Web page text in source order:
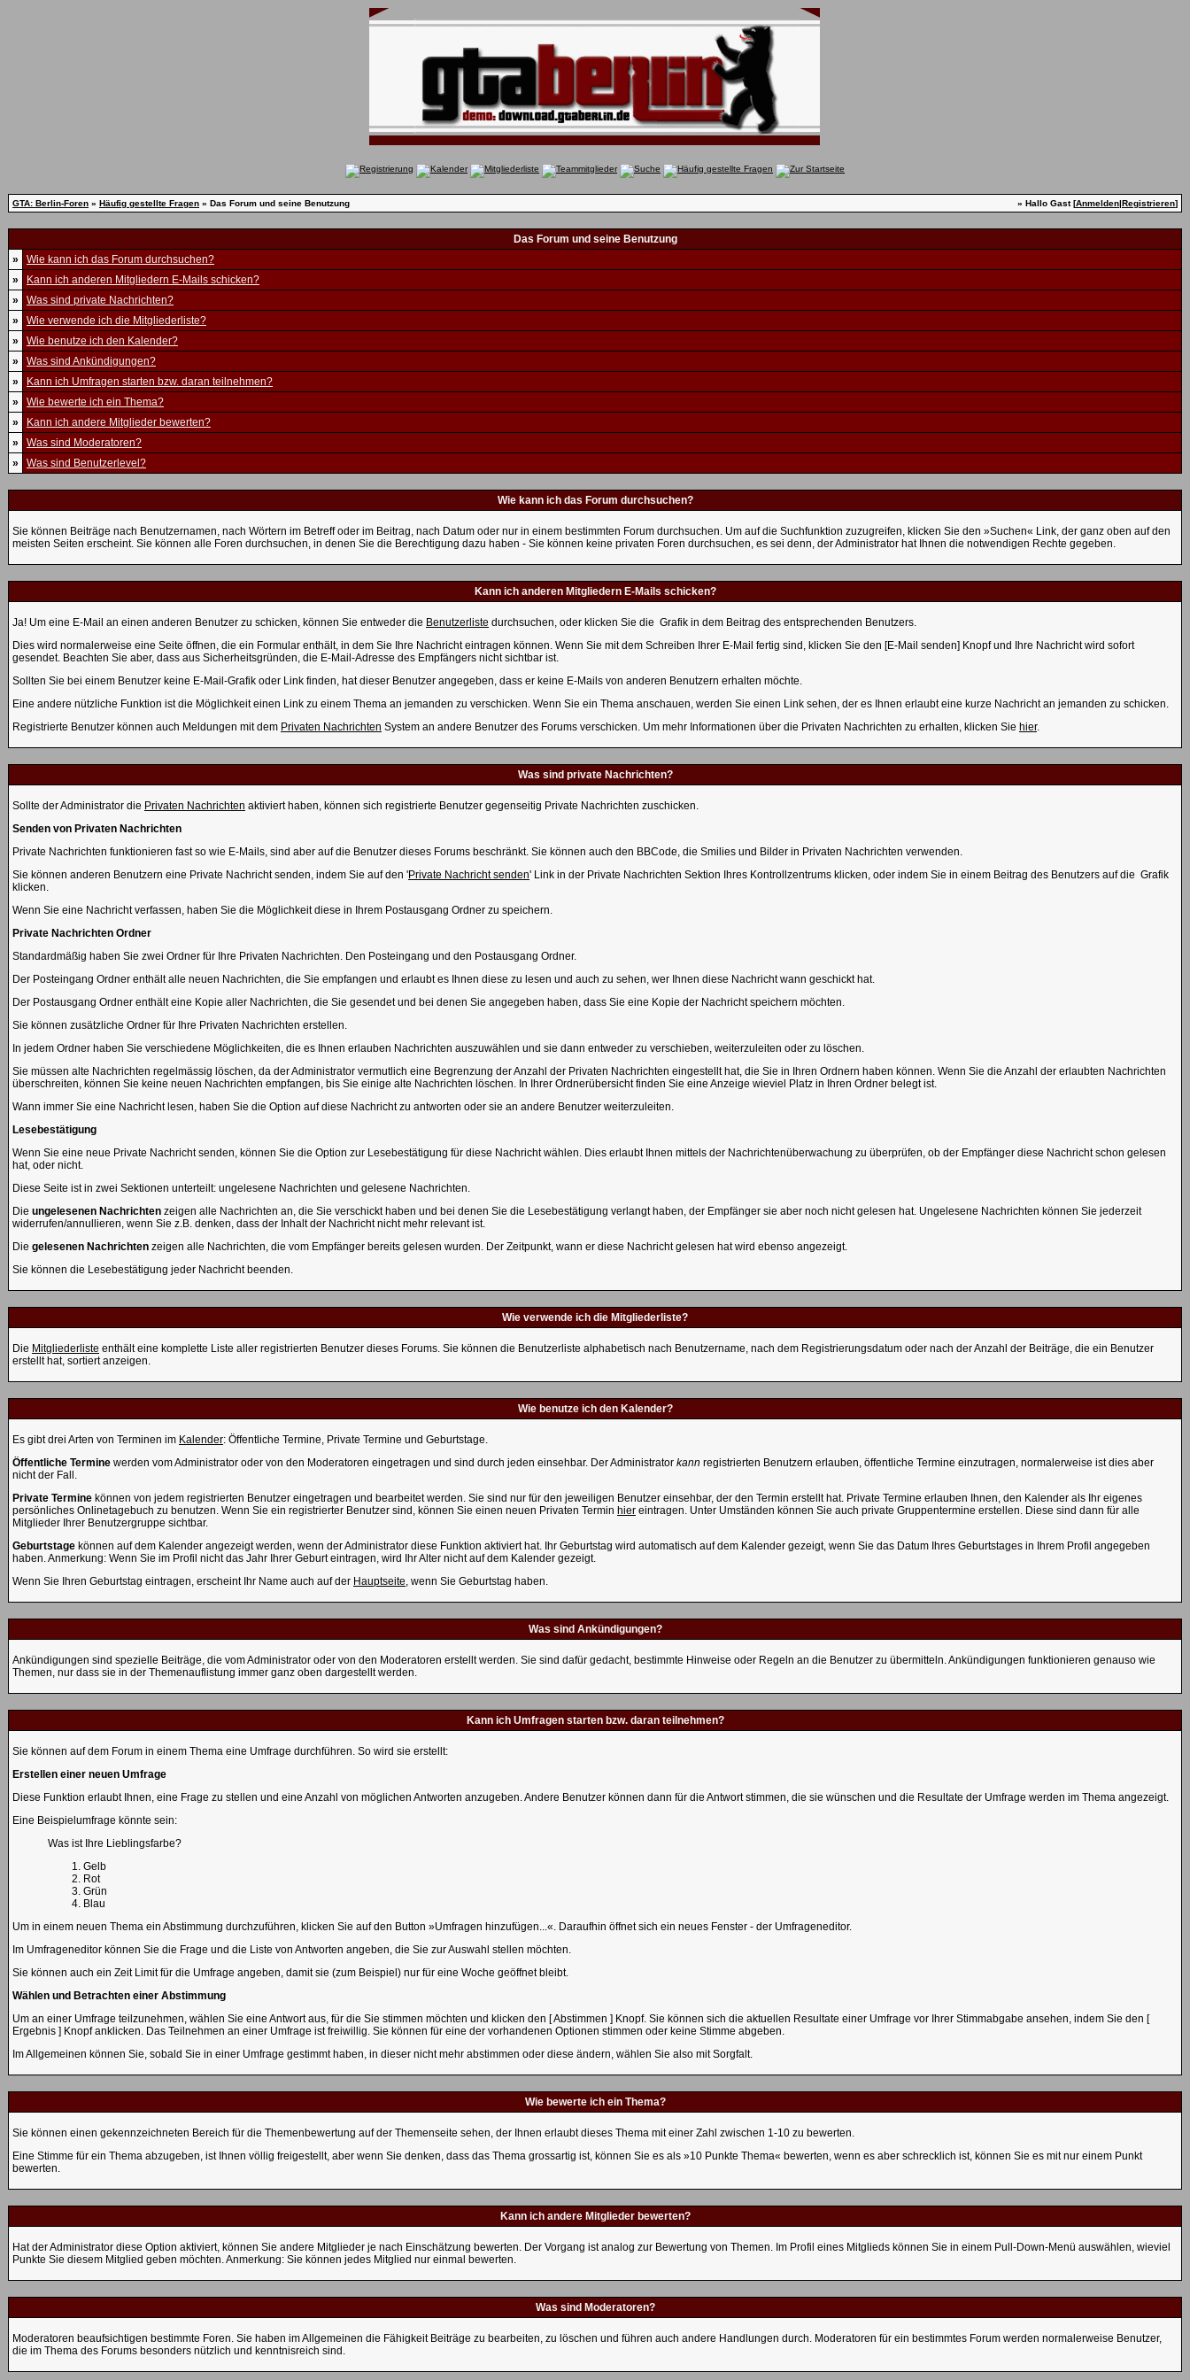
GTA: Berlin-Foren » Häufig gestellte Fragen » Das Forum und seine Benutzung » Hallo Gast [Anmelden|Registrieren]
Das Forum und seine Benutzung
»
Wie kann ich das Forum durchsuchen?
»
Kann ich anderen Mitgliedern E-Mails schicken?
»
Was sind private Nachrichten?
»
Wie verwende ich die Mitgliederliste?
»
Wie benutze ich den Kalender?
»
Was sind Ankündigungen?
»
Kann ich Umfragen starten bzw. daran teilnehmen?
»
Wie bewerte ich ein Thema?
»
Kann ich andere Mitglieder bewerten?
»
Was sind Moderatoren?
»
Was sind Benutzerlevel?
Wie kann ich das Forum durchsuchen?
Sie können Beiträge nach Benutzernamen, nach Wörtern im Betreff oder im Beitrag, nach Datum oder nur in einem bestimmten Forum durchsuchen. Um auf die Suchfunktion zuzugreifen, klicken Sie den »Suchen« Link, der ganz oben auf den
meisten Seiten erscheint. Sie können alle Foren durchsuchen, in denen Sie die Berechtigung dazu haben - Sie können keine privaten Foren durchsuchen, es sei denn, der Administrator hat Ihnen die notwendigen Rechte gegeben.
Kann ich anderen Mitgliedern E-Mails schicken?
Ja! Um eine E-Mail an einen anderen Benutzer zu schicken, können Sie entweder die Benutzerliste durchsuchen, oder klicken Sie die Grafik in dem Beitrag des entsprechenden Benutzers.
Dies wird normalerweise eine Seite öffnen, die ein Formular enthält, in dem Sie Ihre Nachricht eintragen können. Wenn Sie mit dem Schreiben Ihrer E-Mail fertig sind, klicken Sie den [E-Mail senden] Knopf und Ihre Nachricht wird sofort
gesendet. Beachten Sie aber, dass aus Sicherheitsgründen, die E-Mail-Adresse des Empfängers nicht sichtbar ist.
Sollten Sie bei einem Benutzer keine E-Mail-Grafik oder Link finden, hat dieser Benutzer angegeben, dass er keine E-Mails von anderen Benutzern erhalten möchte.
Eine andere nützliche Funktion ist die Möglichkeit einen Link zu einem Thema an jemanden zu verschicken. Wenn Sie ein Thema anschauen, werden Sie einen Link sehen, der es Ihnen erlaubt eine kurze Nachricht an jemanden zu schicken.
Registrierte Benutzer können auch Meldungen mit dem Privaten Nachrichten System an andere Benutzer des Forums verschicken. Um mehr Informationen über die Privaten Nachrichten zu erhalten, klicken Sie hier.
Was sind private Nachrichten?
Sollte der Administrator die Privaten Nachrichten aktiviert haben, können sich registrierte Benutzer gegenseitig Private Nachrichten zuschicken.
Senden von Privaten Nachrichten
Private Nachrichten funktionieren fast so wie E-Mails, sind aber auf die Benutzer dieses Forums beschränkt. Sie können auch den BBCode, die Smilies und Bilder in Privaten Nachrichten verwenden.
Sie können anderen Benutzern eine Private Nachricht senden, indem Sie auf den 'Private Nachricht senden' Link in der Private Nachrichten Sektion Ihres Kontrollzentrums klicken, oder indem Sie in einem Beitrag des Benutzers auf die Grafik
klicken.
Wenn Sie eine Nachricht verfassen, haben Sie die Möglichkeit diese in Ihrem Postausgang Ordner zu speichern.
Private Nachrichten Ordner
Standardmäßig haben Sie zwei Ordner für Ihre Privaten Nachrichten. Den Posteingang und den Postausgang Ordner.
Der Posteingang Ordner enthält alle neuen Nachrichten, die Sie empfangen und erlaubt es Ihnen diese zu lesen und auch zu sehen, wer Ihnen diese Nachricht wann geschickt hat.
Der Postausgang Ordner enthält eine Kopie aller Nachrichten, die Sie gesendet und bei denen Sie angegeben haben, dass Sie eine Kopie der Nachricht speichern möchten.
Sie können zusätzliche Ordner für Ihre Privaten Nachrichten erstellen.
In jedem Ordner haben Sie verschiedene Möglichkeiten, die es Ihnen erlauben Nachrichten auszuwählen und sie dann entweder zu verschieben, weiterzuleiten oder zu löschen.
Sie müssen alte Nachrichten regelmässig löschen, da der Administrator vermutlich eine Begrenzung der Anzahl der Privaten Nachrichten eingestellt hat, die Sie in Ihren Ordnern haben können. Wenn Sie die Anzahl der erlaubten Nachrichten
überschreiten, können Sie keine neuen Nachrichten empfangen, bis Sie einige alte Nachrichten löschen. In Ihrer Ordnerübersicht finden Sie eine Anzeige wieviel Platz in Ihren Ordner belegt ist.
Wann immer Sie eine Nachricht lesen, haben Sie die Option auf diese Nachricht zu antworten oder sie an andere Benutzer weiterzuleiten.
Lesebestätigung
Wenn Sie eine neue Private Nachricht senden, können Sie die Option zur Lesebestätigung für diese Nachricht wählen. Dies erlaubt Ihnen mittels der Nachrichtenüberwachung zu überprüfen, ob der Empfänger diese Nachricht schon gelesen
hat, oder nicht.
Diese Seite ist in zwei Sektionen unterteilt: ungelesene Nachrichten und gelesene Nachrichten.
Die ungelesenen Nachrichten zeigen alle Nachrichten an, die Sie verschickt haben und bei denen Sie die Lesebestätigung verlangt haben, der Empfänger sie aber noch nicht gelesen hat. Ungelesene Nachrichten können Sie jederzeit
widerrufen/annullieren, wenn Sie z.B. denken, dass der Inhalt der Nachricht nicht mehr relevant ist.
Die gelesenen Nachrichten zeigen alle Nachrichten, die vom Empfänger bereits gelesen wurden. Der Zeitpunkt, wann er diese Nachricht gelesen hat wird ebenso angezeigt.
Sie können die Lesebestätigung jeder Nachricht beenden.
Wie verwende ich die Mitgliederliste?
Die Mitgliederliste enthält eine komplette Liste aller registrierten Benutzer dieses Forums. Sie können die Benutzerliste alphabetisch nach Benutzername, nach dem Registrierungsdatum oder nach der Anzahl der Beiträge, die ein Benutzer
erstellt hat, sortiert anzeigen.
Wie benutze ich den Kalender?
Es gibt drei Arten von Terminen im Kalender: Öffentliche Termine, Private Termine und Geburtstage.
Öffentliche Termine werden vom Administrator oder von den Moderatoren eingetragen und sind durch jeden einsehbar. Der Administrator kann registrierten Benutzern erlauben, öffentliche Termine einzutragen, normalerweise ist dies aber
nicht der Fall.
Private Termine können von jedem registrierten Benutzer eingetragen und bearbeitet werden. Sie sind nur für den jeweiligen Benutzer einsehbar, der den Termin erstellt hat. Private Termine erlauben Ihnen, den Kalender als Ihr eigenes
persönliches Onlinetagebuch zu benutzen. Wenn Sie ein registrierter Benutzer sind, können Sie einen neuen Privaten Termin hier eintragen. Unter Umständen können Sie auch private Gruppentermine erstellen. Diese sind dann für alle
Mitglieder Ihrer Benutzergruppe sichtbar.
Geburtstage können auf dem Kalender angezeigt werden, wenn der Administrator diese Funktion aktiviert hat. Ihr Geburtstag wird automatisch auf dem Kalender gezeigt, wenn Sie das Datum Ihres Geburtstages in Ihrem Profil angegeben
haben. Anmerkung: Wenn Sie im Profil nicht das Jahr Ihrer Geburt eintragen, wird Ihr Alter nicht auf dem Kalender gezeigt.
Wenn Sie Ihren Geburtstag eintragen, erscheint Ihr Name auch auf der Hauptseite, wenn Sie Geburtstag haben.
Was sind Ankündigungen?
Ankündigungen sind spezielle Beiträge, die vom Administrator oder von den Moderatoren erstellt werden. Sie sind dafür gedacht, bestimmte Hinweise oder Regeln an die Benutzer zu übermitteln. Ankündigungen funktionieren genauso wie
Themen, nur dass sie in der Themenauflistung immer ganz oben dargestellt werden.
Kann ich Umfragen starten bzw. daran teilnehmen?
Sie können auf dem Forum in einem Thema eine Umfrage durchführen. So wird sie erstellt:
Erstellen einer neuen Umfrage
Diese Funktion erlaubt Ihnen, eine Frage zu stellen und eine Anzahl von möglichen Antworten anzugeben. Andere Benutzer können dann für die Antwort stimmen, die sie wünschen und die Resultate der Umfrage werden im Thema angezeigt.
Eine Beispielumfrage könnte sein:
Was ist Ihre Lieblingsfarbe?
Gelb
Rot
Grün
Blau
Um in einem neuen Thema ein Abstimmung durchzuführen, klicken Sie auf den Button »Umfragen hinzufügen...«. Daraufhin öffnet sich ein neues Fenster - der Umfrageneditor.
Im Umfrageneditor können Sie die Frage und die Liste von Antworten angeben, die Sie zur Auswahl stellen möchten.
Sie können auch ein Zeit Limit für die Umfrage angeben, damit sie (zum Beispiel) nur für eine Woche geöffnet bleibt.
Wählen und Betrachten einer Abstimmung
Um an einer Umfrage teilzunehmen, wählen Sie eine Antwort aus, für die Sie stimmen möchten und klicken den [ Abstimmen ] Knopf. Sie können sich die aktuellen Resultate einer Umfrage vor Ihrer Stimmabgabe ansehen, indem Sie den [
Ergebnis ] Knopf anklicken. Das Teilnehmen an einer Umfrage ist freiwillig. Sie können für eine der vorhandenen Optionen stimmen oder keine Stimme abgeben.
Im Allgemeinen können Sie, sobald Sie in einer Umfrage gestimmt haben, in dieser nicht mehr abstimmen oder diese ändern, wählen Sie also mit Sorgfalt.
Wie bewerte ich ein Thema?
Sie können einen gekennzeichneten Bereich für die Themenbewertung auf der Themenseite sehen, der Ihnen erlaubt dieses Thema mit einer Zahl zwischen 1-10 zu bewerten.
Eine Stimme für ein Thema abzugeben, ist Ihnen völlig freigestellt, aber wenn Sie denken, dass das Thema grossartig ist, können Sie es als »10 Punkte Thema« bewerten, wenn es aber schrecklich ist, können Sie es mit nur einem Punkt
bewerten.
Kann ich andere Mitglieder bewerten?
Hat der Administrator diese Option aktiviert, können Sie andere Mitglieder je nach Einschätzung bewerten. Der Vorgang ist analog zur Bewertung von Themen. Im Profil eines Mitglieds können Sie in einem Pull-Down-Menü auswählen, wieviel
Punkte Sie diesem Mitglied geben möchten. Anmerkung: Sie können jedes Mitglied nur einmal bewerten.
Was sind Moderatoren?
Moderatoren beaufsichtigen bestimmte Foren. Sie haben im Allgemeinen die Fähigkeit Beiträge zu bearbeiten, zu löschen und führen auch andere Handlungen durch. Moderatoren für ein bestimmtes Forum werden normalerweise Benutzer,
die im Thema des Forums besonders nützlich und kenntnisreich sind.